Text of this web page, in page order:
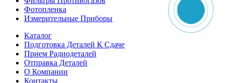
Фотопленка
Измерительные Приборы
Каталог
Подготовка Деталей К Сдаче
Прием Радиодеталей
Отправка Деталей
О Компании
Контакты